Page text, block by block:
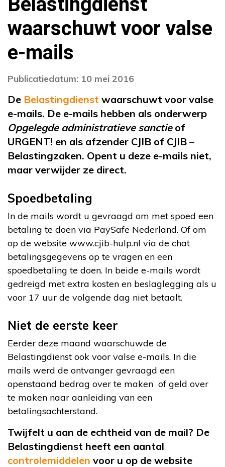
waarschuwt voor valse
e-mails
Publicatiedatum: 10 mei 2016
De Belastingdienst waarschuwt voor valse
e-mails. De e-mails hebben als onderwerp
Opgelegde administratieve sanctieof
URGENT! en als afzender CJIB of CJIB –
Belastingzaken. Opent u deze e-mails niet,
maar verwijder ze direct.
Spoedbetaling
In de mails wordt u gevraagd om met spoed een
betaling te doen via PaySafe Nederland. Of om
op de website www.cjib-hulp.nl via de chat
betalingsgegevens op te vragen en een
spoedbetaling te doen. In beide e-mails wordt
gedreigd met extra kosten en beslaglegging als u
voor 17 uur de volgende dag niet betaalt.
Niet de eerste keer
Eerder deze maand waarschuwde de
Belastingdienst ook voor valse e-mails. In die
mails werd de ontvanger gevraagd een
openstaand bedrag over te maken of geld over
te maken naar aanleiding van een
betalingsachterstand.
Twijfelt u aan de echtheid van de mail? De
Belastingdienst heeft een aantal
controlemiddelen voor u op de website